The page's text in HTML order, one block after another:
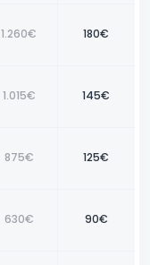
1.260€ 180€
1.015€ 145€
875€ 125€
630€ 90€